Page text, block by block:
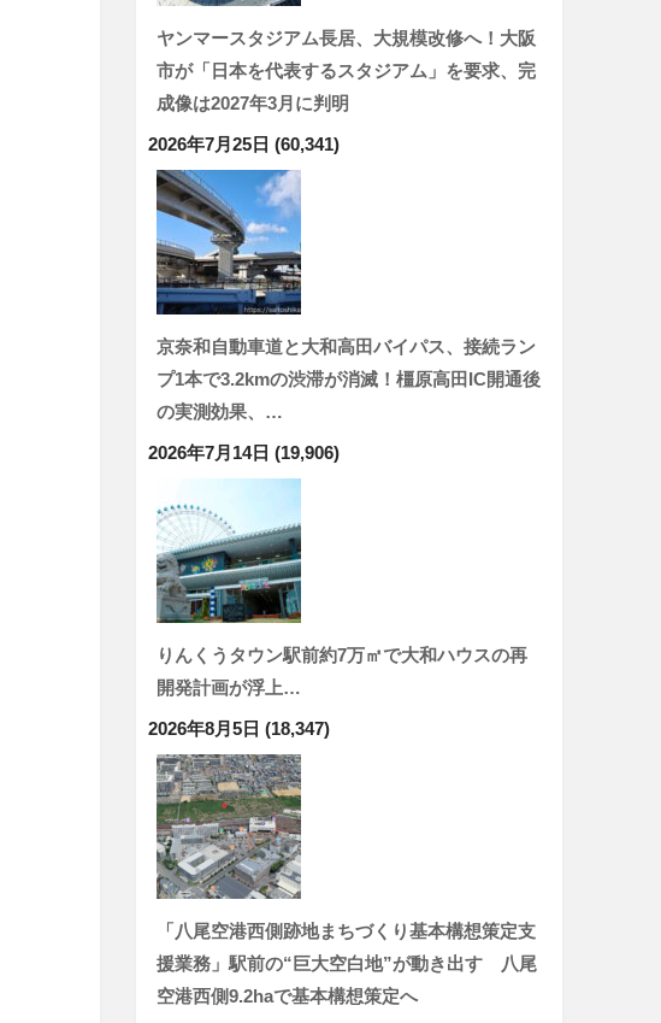
ヤンマースタジアム長居、大規模改修へ！大阪
市が「日本を代表するスタジアム」を要求、完
成像は2027年3月に判明
2026年7月25日 (60,341)
京奈和自動車道と大和高田バイパス、接続ラン
プ1本で3.2kmの渋滞が消滅！橿原高田IC開通後
の実測効果、…
2026年7月14日 (19,906)
りんくうタウン駅前約7万㎡で大和ハウスの再
開発計画が浮上…
2026年8月5日 (18,347)
「八尾空港西側跡地まちづくり基本構想策定支
援業務」駅前の“巨大空白地”が動き出す 八尾
空港西側9.2haで基本構想策定へ